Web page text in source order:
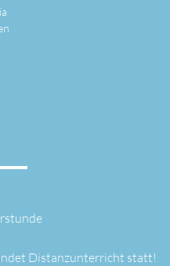
Distanzunterricht statt!